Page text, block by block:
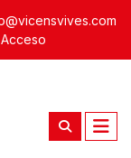
Acceso